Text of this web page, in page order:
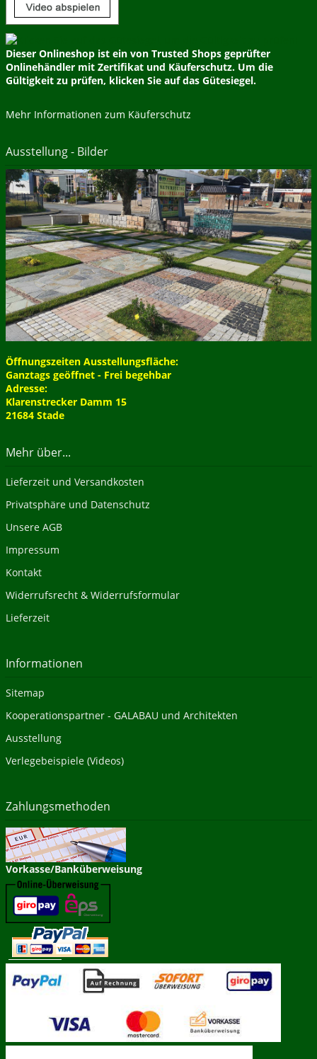
Dieser Onlineshop ist ein von Trusted Shops geprüfter
Onlinehändler mit Zertifikat und Käuferschutz. Um die
Gültigkeit zu prüfen, klicken Sie auf das Gütesiegel.
Mehr Informationen zum Käuferschutz
Ausstellung - Bilder
Öffnungszeiten Ausstellungsfläche:
Ganztags geöffnet - Frei begehbar
Adresse:
Klarenstrecker Damm 15
21684 Stade
Mehr über...
Lieferzeit und Versandkosten
Privatsphäre und Datenschutz
Unsere AGB
Impressum
Kontakt
Widerrufsrecht & Widerrufsformular
Lieferzeit
Informationen
Sitemap
Kooperationspartner - GALABAU und Architekten
Ausstellung
Verlegebeispiele (Videos)
Zahlungsmethoden
Vorkasse/Banküberweisung